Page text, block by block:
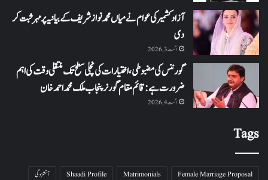
آزاد کشمیر کی عوام نے میاں محمد نواز شریف کے بیانیہ پر مہر ثبت کر
دی
اگست 3, 2026
گورننس کی مضبوطی، اختیارات کی نچلی سطح تک منتقلی وقت کی اہم
ضرورت ہے: قائم مقام گورنر پنجاب ملک محمد احمد خان
اگست 4, 2026
Tags
Female Marriage Proposal
Matrimonials
Shaadi Profile
آتشزدگی